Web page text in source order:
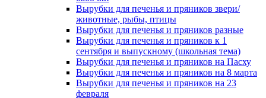
Вырубки для печенья и пряников звери/
животные, рыбы, птицы
Вырубки для печенья и пряников разные
Вырубки для печенья и пряников к 1
сентября и выпускному (школьная тема)
Вырубки для печенья и пряников на Пасху
Вырубки для печенья и пряников на 8 марта
Вырубки для печенья и пряников на 23
февраля